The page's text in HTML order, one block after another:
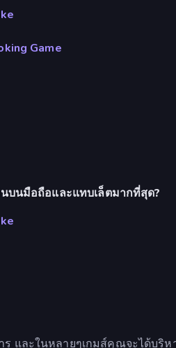
Game
บนมือถือและแทบเล็ตมากที่สุด?
และในหลายๆเกมส์คุณจะได้บริ